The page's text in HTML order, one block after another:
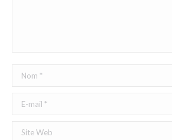
Nom *
E-mail *
Site Web